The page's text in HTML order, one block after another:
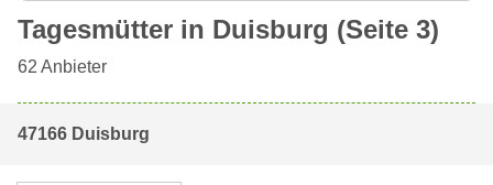
Tagesmütter in Duisburg (Seite 3)
62 Anbieter
47166 Duisburg